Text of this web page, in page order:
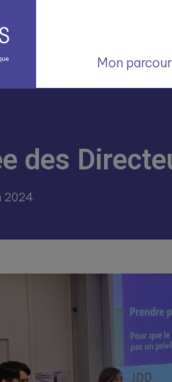
Mon
des
2024